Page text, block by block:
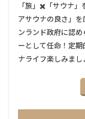
「旅」✖️「サウナ
アサウナの良さ」
ンランド政府に認
ーとして任命！定
ナライフ楽しみまし